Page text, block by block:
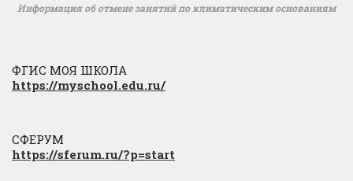
Информация об отмене занятий по климатическим основаниям
ФГИС МОЯ ШКОЛА
https://myschool.edu.ru/
СФЕРУМ
https://sferum.ru/?p=start